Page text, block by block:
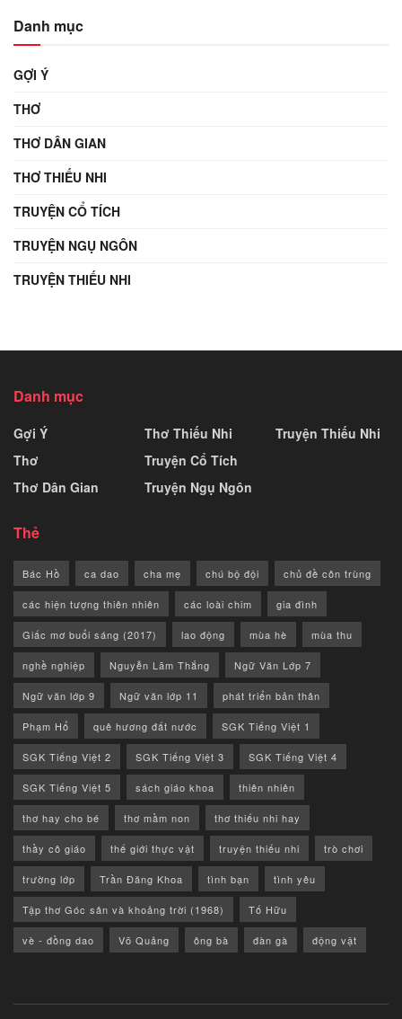
Danh mục
GỢI Ý
THƠ
THƠ DÂN GIAN
THƠ THIẾU NHI
TRUYỆN CỔ TÍCH
TRUYỆN NGỤ NGÔN
TRUYỆN THIẾU NHI
Danh mục
Gợi Ý
Thơ
Thơ Dân Gian
Thơ Thiếu Nhi
Truyện Cổ Tích
Truyện Ngụ Ngôn
Truyện Thiếu Nhi
Thẻ
Bác Hồ ca dao cha mẹ chú bộ đội chủ đề côn trùng
các hiện tượng thiên nhiên các loài chim gia đình
Giấc mơ buổi sáng (2017) lao động mùa hè mùa thu
nghề nghiệp Nguyễn Lãm Thắng Ngữ Văn Lớp 7
Ngữ văn lớp 9 Ngữ văn lớp 11 phát triển bản thân
Phạm Hổ quê hương đất nước SGK Tiếng Việt 1
SGK Tiếng Việt 2 SGK Tiếng Việt 3 SGK Tiếng Việt 4
SGK Tiếng Việt 5 sách giáo khoa thiên nhiên
thơ hay cho bé thơ mầm non thơ thiếu nhi hay
thầy cô giáo thế giới thực vật truyện thiếu nhi trò chơi
trường lớp Trần Đăng Khoa tình bạn tình yêu
Tập thơ Góc sân và khoảng trời (1968) Tố Hữu
vè - đồng dao Võ Quảng ông bà đàn gà động vật